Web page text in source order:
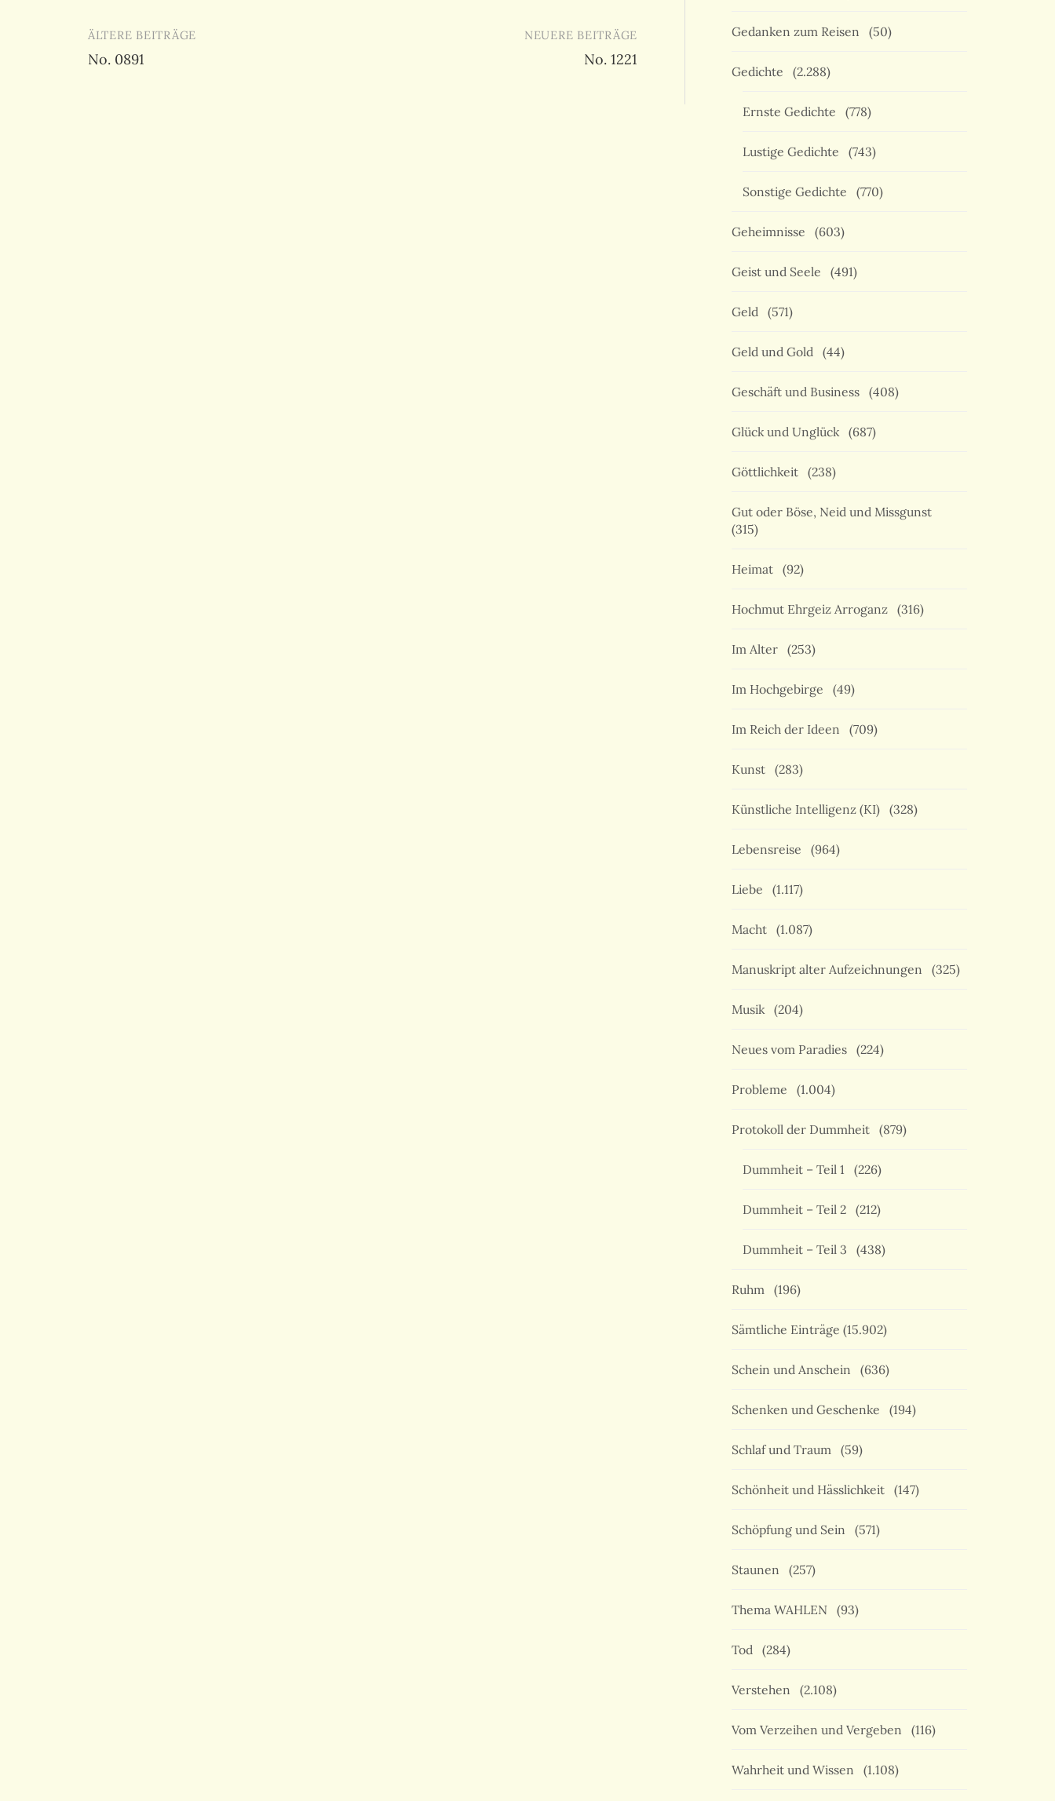
Beitragsnavigation
ÄLTERE BEITRÄGE
No. 0891
NEUERE BEITRÄGE
No. 1221
Gedanken zum Reisen (50)
Gedichte (2.288)
Ernste Gedichte (778)
Lustige Gedichte (743)
Sonstige Gedichte (770)
Geheimnisse (603)
Geist und Seele (491)
Geld (571)
Geld und Gold (44)
Geschäft und Business (408)
Glück und Unglück (687)
Göttlichkeit (238)
Gut oder Böse, Neid und Missgunst
(315)
Heimat (92)
Hochmut Ehrgeiz Arroganz (316)
Im Alter (253)
Im Hochgebirge (49)
Im Reich der Ideen (709)
Kunst (283)
Künstliche Intelligenz (KI) (328)
Lebensreise (964)
Liebe (1.117)
Macht (1.087)
Manuskript alter Aufzeichnungen (325)
Musik (204)
Neues vom Paradies (224)
Probleme (1.004)
Protokoll der Dummheit (879)
Dummheit – Teil 1 (226)
Dummheit – Teil 2 (212)
Dummheit – Teil 3 (438)
Ruhm (196)
Sämtliche Einträge (15.902)
Schein und Anschein (636)
Schenken und Geschenke (194)
Schlaf und Traum (59)
Schönheit und Hässlichkeit (147)
Schöpfung und Sein (571)
Staunen (257)
Thema WAHLEN (93)
Tod (284)
Verstehen (2.108)
Vom Verzeihen und Vergeben (116)
Wahrheit und Wissen (1.108)